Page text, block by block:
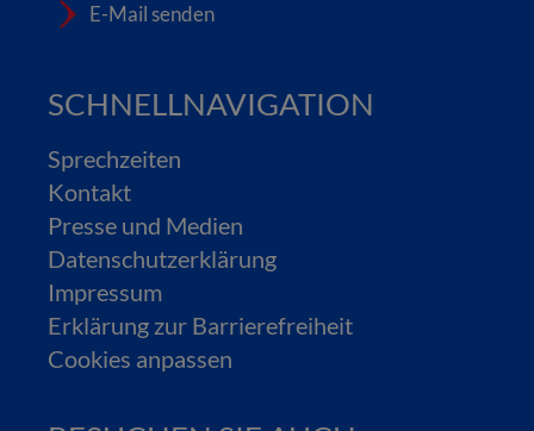
E-Mail senden
SCHNELLNAVIGATION
Sprechzeiten
Kontakt
Presse und Medien
Datenschutzerklärung
Impressum
Erklärung zur Barrierefreiheit
Cookies anpassen